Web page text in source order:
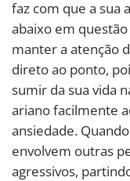
faz com que a sua
abaixo em
manter a atenção
direto ao ponto,
sumir da sua vida
ariano facilmente
ansiedade.
envolvem outras
agressivos,